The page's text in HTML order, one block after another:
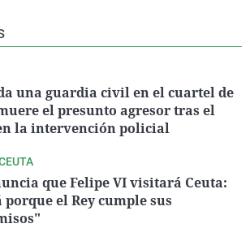
una guardia civil en el cuartel de
el presunto agresor tras el
la intervención policial
que Felipe VI visitará Ceuta:
el Rey cumple sus